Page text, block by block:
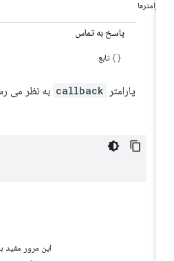
پاسخ به تماس
تابع
پارامتر callback به نظر می رسد:
این مرور مفید بود؟